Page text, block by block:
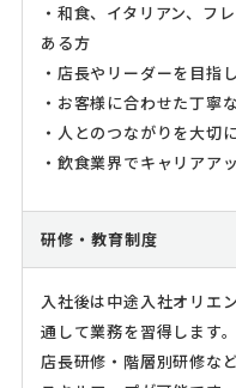
・和食、イタリアン、フ
ある方
・店長やリーダーを目指
・お客様に合わせた丁寧
・人とのつながりを大切
・飲食業界でキャリアア
研修・教育制度
入社後は中途入社オリエ
通して業務を習得します。
店長研修・階層別研修な